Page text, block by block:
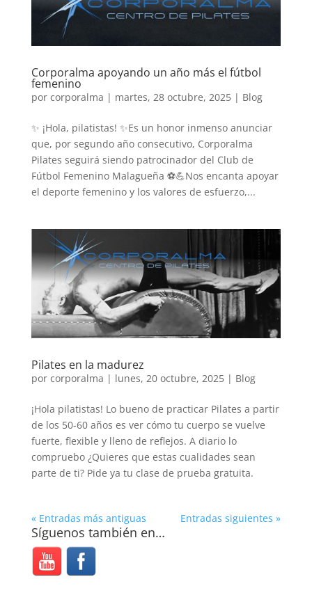
Corporalma apoyando un año más el fútbol
femenino
por corporalma | martes, 28 octubre, 2025| Blog
✨ ¡Hola, pilatistas! ✨Es un honor inmenso anunciar
que, por segundo año consecutivo, Corporalma
Pilates seguirá siendo patrocinador del Club de
Fútbol Femenino Malagueña ⚽💪Nos encanta apoyar
el deporte femenino y los valores de esfuerzo,...
Pilates en la madurez
por corporalma | lunes, 20 octubre, 2025| Blog
¡Hola pilatistas! Lo bueno de practicar Pilates a partir
de los 50-60 años es ver cómo tu cuerpo se vuelve
fuerte, flexible y lleno de reflejos. A diario lo
compruebo ¿Quieres que estas cualidades sean
parte de ti? Pide ya tu clase de prueba gratuita.
« Entradas más antiguas Entradas siguientes »
Síguenos también en…